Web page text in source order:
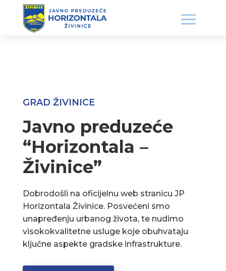
GRAD ŽIVINICE
Javno preduzeće
“Horizontala –
Živinice”
Dobrodošli na oficijelnu web stranicu JP
Horizontala Živinice. Posvećeni smo
unapređenju urbanog života, te nudimo
visokokvalitetne usluge koje obuhvataju
ključne aspekte gradske infrastrukture.